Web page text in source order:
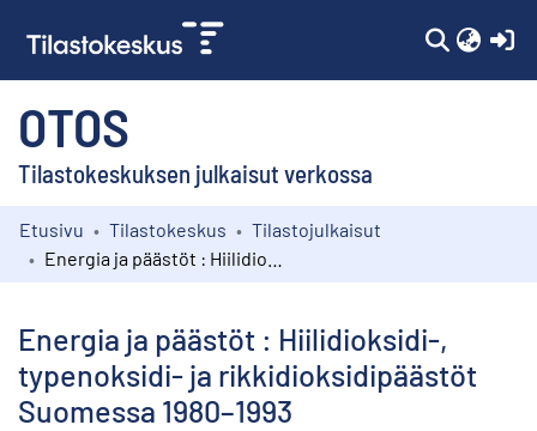
OTOS
Tilastokeskuksen julkaisut verkossa
Kokoelmat
Etusivu Tilastokeskus
Tilastojulkaisut
Energia ja päästöt : Hiilidioksidi-,
typenoksidi- ja rikkidioksidipäästöt
Suomessa 1980–1993